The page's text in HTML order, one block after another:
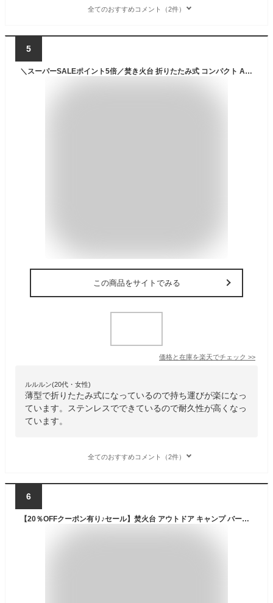
全てのおすすめコメント（2件）
5
＼スーパーSALEポイント5倍／焚き火台 折りたたみ式 コンパクト A4型 薄型 バーベキューコンロ ソロ 用 BBQ ステンレス カマドグリル 収納ケース付 薪 アミ あみ 網 軽量 折りたたみ 折り畳み 折り畳み式 キャプテンスタッグ
この商品をサイトでみる
価格と在庫を楽天でチェック >>
ルルルン(20代・女性)
薄型で折りたたみ式になっているので持ち運びが楽になっ
ています。ステンレスでできているので耐久性が高くなっ
ています。
全てのおすすめコメント（2件）
6
【20％OFFクーポン有り♪セール】焚火台 アウトドア キャンプ バーベキューコンロ ストーブ 軽量 折りたためる a4サイズ 持ち運び便利 焚き火台 (専用収納バッグが付き)